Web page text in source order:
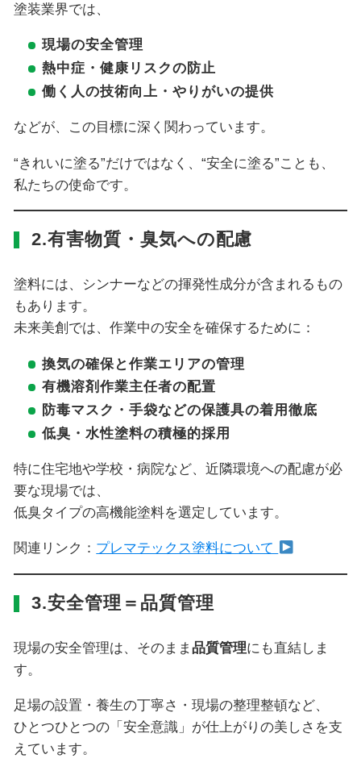
塗装業界では、
現場の安全管理
熱中症・健康リスクの防止
働く人の技術向上・やりがいの提供
などが、この目標に深く関わっています。
“きれいに塗る”だけではなく、“安全に塗る”ことも、
私たちの使命です。
2.有害物質・臭気への配慮
塗料には、シンナーなどの揮発性成分が含まれるもの
もあります。
未来美創では、作業中の安全を確保するために：
換気の確保と作業エリアの管理
有機溶剤作業主任者の配置
防毒マスク・手袋などの保護具の着用徹底
低臭・水性塗料の積極的採用
特に住宅地や学校・病院など、近隣環境への配慮が必
要な現場では、
低臭タイプの高機能塗料を選定しています。
関連リンク： プレマテックス塗料について
3.安全管理＝品質管理
現場の安全管理は、そのまま品質管理にも直結しま
す。
足場の設置・養生の丁寧さ・現場の整理整頓など、
ひとつひとつの「安全意識」が仕上がりの美しさを支
えています。